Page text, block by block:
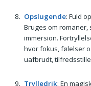
Opslugende: Fuld
Bruges om
immersion.
hvor fokus, følelser
uafbrudt,
Trylledrik: En